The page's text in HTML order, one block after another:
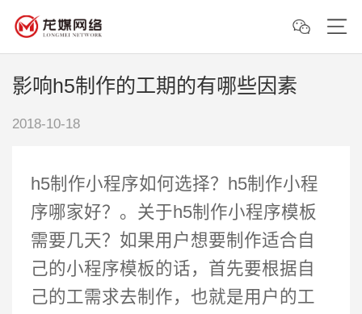
影响h5制作的工期的有哪些因素
2018-10-18
h5制作小程序如何选择？h5制作小程
序哪家好？。关于h5制作小程序模板
需要几天？如果用户想要制作适合自
己的小程序模板的话，首先要根据自
己的工需求去制作，也就是用户的工